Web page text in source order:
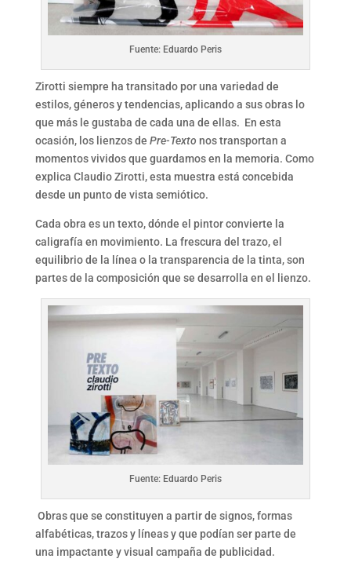
Fuente: Eduardo Peris
Zirotti siempre ha transitado por una variedad de
estilos, géneros y tendencias, aplicando a sus obras lo
que más le gustaba de cada una de ellas. En esta
ocasión, los lienzos de Pre-Texto nos transportan a
momentos vividos que guardamos en la memoria. Como
explica Claudio Zirotti, esta muestra está concebida
desde un punto de vista semiótico.
Cada obra es un texto, dónde el pintor convierte la
caligrafía en movimiento. La frescura del trazo, el
equilibrio de la línea o la transparencia de la tinta, son
partes de la composición que se desarrolla en el lienzo.
Fuente: Eduardo Peris
Obras que se constituyen a partir de signos, formas
alfabéticas, trazos y líneas y que podían ser parte de
una impactante y visual campaña de publicidad.